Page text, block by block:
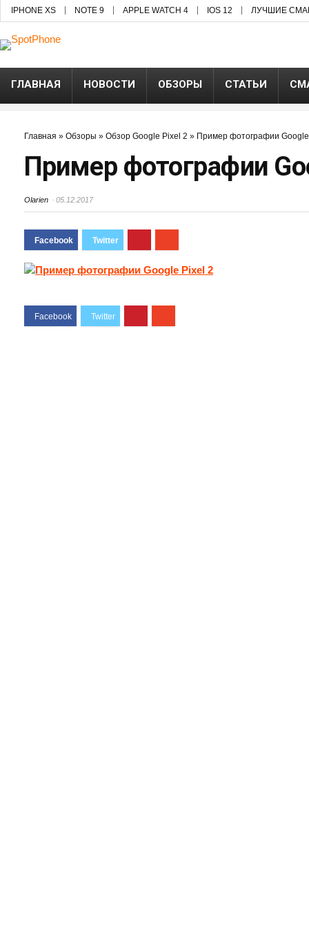
IPHONE XS NOTE 9 APPLE WATCH 4 IOS 12 ЛУЧШИЕ
ГЛАВНАЯ НОВОСТИ ОБЗОРЫ СТАТЬИ
Главная » Обзоры » Обзор Google Pixel 2 » Пример фотографии
Пример фотографии
Olarien 05.12.2017